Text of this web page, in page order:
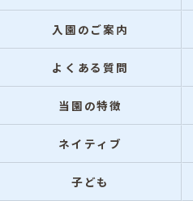
入園のご案内
よくある質問
当園の特徴
ネイティブ
子ども